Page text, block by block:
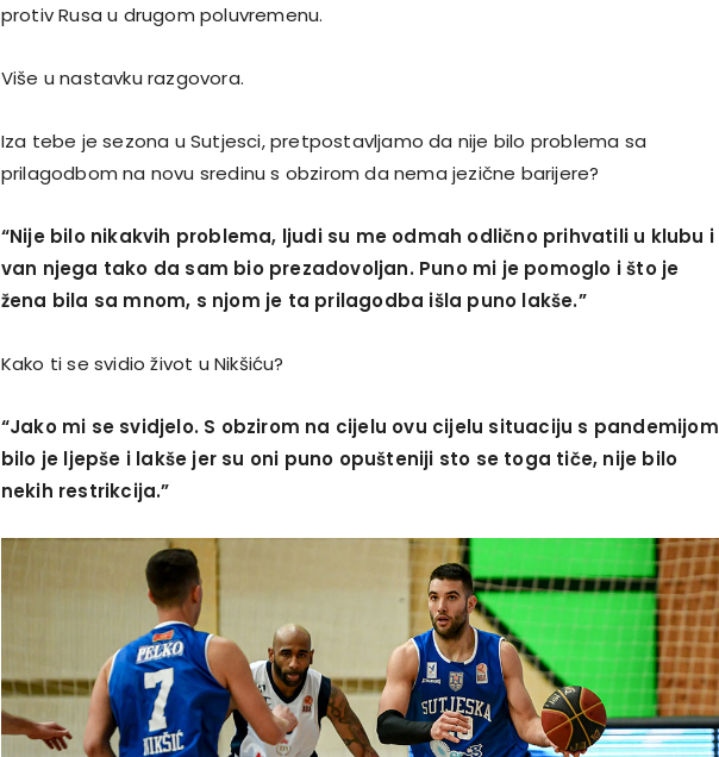
protiv Rusa u drugom poluvremenu.
Više u nastavku razgovora.
Iza tebe je sezona u Sutjesci, pretpostavljamo da nije bilo problema sa
prilagodbom na novu sredinu s obzirom da nema jezične barijere?
“Nije bilo nikakvih problema, ljudi su me odmah odlično prihvatili u klubu i
van njega tako da sam bio prezadovoljan. Puno mi je pomoglo i što je
žena bila sa mnom, s njom je ta prilagodba išla puno lakše.”
Kako ti se svidio život u Nikšiću?
“Jako mi se svidjelo. S obzirom na cijelu ovu cijelu situaciju s pandemijom
bilo je ljepše i lakše jer su oni puno opušteniji sto se toga tiče, nije bilo
nekih restrikcija.”